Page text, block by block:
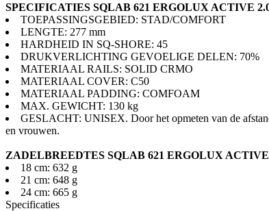
SPECIFICATIES SQLAB 621 ERGOLUX ACTIVE
TOEPASSINGSGEBIED: STAD/COMFORT
LENGTE: 277 mm
HARDHEID IN SQ-SHORE: 45
DRUKVERLICHTING GEVOELIGE DELEN: 70%
MATERIAAL RAILS: SOLID CRMO
MATERIAAL COVER: C50
MATERIAAL PADDING: COMFOAM
MAX. GEWICHT: 130 kg
GESLACHT: UNISEX. Door het opmeten van de
en vrouwen.
ZADELBREEDTES SQLAB 621 ERGOLUX ACTIVE
18 cm: 632 g
21 cm: 648 g
24 cm: 665 g
Specificaties